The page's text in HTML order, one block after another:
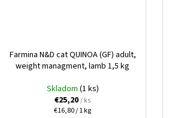
Farmina N&D cat QUINOA (GF) adult,
weight managment, lamb 1,5 kg
Skladom (1 ks)
€25,20/ ks
Jednotková
€16,80 / 1 kg